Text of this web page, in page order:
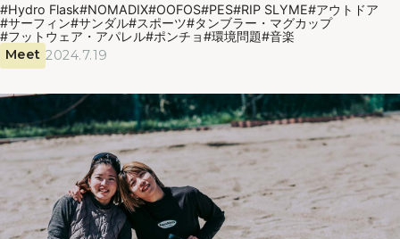
#Hydro Flask#NOMADIX#OOFOS#PES#RIP SLYME#アウトドア
#サーフィン#サンダル#スポーツ#タンブラー・マグカップ
#フットウェア・アパレル#ポンチョ#環境問題#音楽
Meet 2024.7.19